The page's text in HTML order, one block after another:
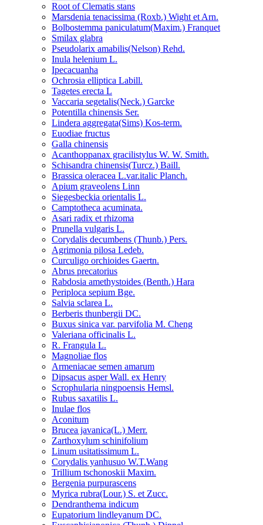
Root of Clematis stans
Marsdenia tenacissima (Roxb.) Wight et Arn.
Bolbostemma paniculatum(Maxim.) Franquet
Smilax glabra
Pseudolarix amabilis(Nelson) Rehd.
Inula helenium L.
Ipecacuanha
Ochrosia elliptica Labill.
Tagetes erecta L
Vaccaria segetalis(Neck.) Garcke
Potentilla chinensis Ser.
Lindera aggregata(Sims) Kos-term.
Euodiae fructus
Galla chinensis
Acanthoppanax gracilistylus W. W. Smith.
Schisandra chinensis(Turcz.) Baill.
Brassica oleracea L.var.italic Planch.
Apium graveolens Linn
Siegesbeckia orientalis L.
Camptotheca acuminata.
Asari radix et rhizoma
Prunella vulgaris L.
Corydalis decumbens (Thunb.) Pers.
Agrimonia pilosa Ledeb.
Curculigo orchioides Gaertn.
Abrus precatorius
Rabdosia amethystoides (Benth.) Hara
Periploca sepium Bge.
Salvia sclarea L.
Berberis thunbergii DC.
Buxus sinica var. parvifolia M. Cheng
Valeriana officinalis L.
R. Frangula L.
Magnoliae flos
Armeniacae semen amarum
Dipsacus asper Wall. ex Henry
Scrophularia ningpoensis Hemsl.
Rubus saxatilis L.
Inulae flos
Aconitum
Brucea javanica(L.) Merr.
Zarthoxylum schinifolium
Linum usitatissimum L.
Corydalis yanhusuo W.T.Wang
Trillium tschonoskii Maxim.
Bergenia purpurascens
Myrica rubra(Lour.) S. et Zucc.
Dendranthema indicum
Eupatorium lindleyanum DC.